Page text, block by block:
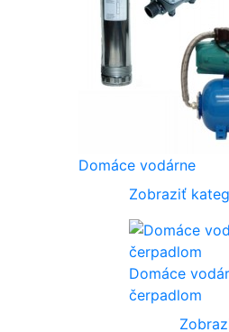
Domáce vodárne
Zobraziť
Domáce
čerpadlom